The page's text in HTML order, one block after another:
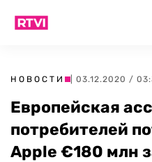
НОВОСТИ | 03.12.2020 /
Европейская
потребителей
Apple €180 млн